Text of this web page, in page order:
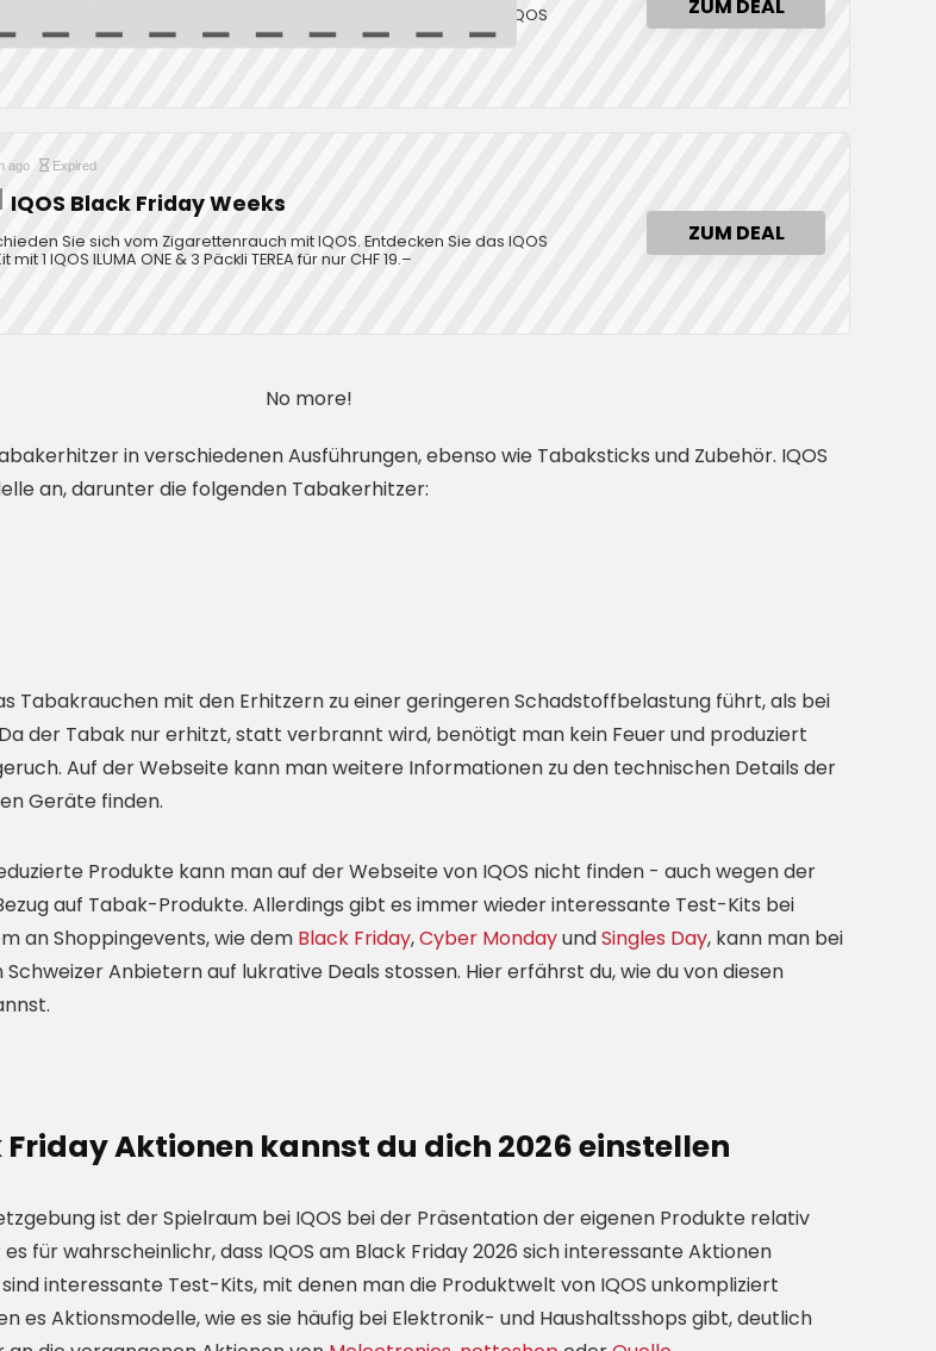
Sie sich vom Zigarettenrauch mit IQOS. Entdecken Sie das IQOS
mit 1 IQOS ILUMA ONE & 3 Päckli TEREA für nur CHF 19.–
ZUM DEAL
ago Expired
IQOS Black Friday Weeks
Sie sich vom Zigarettenrauch mit IQOS. Entdecken Sie das IQOS
mit 1 IQOS ILUMA ONE & 3 Päckli TEREA für nur CHF 19.–
ZUM DEAL
No more!
in verschiedenen Ausführungen, ebenso wie Tabaksticks und Zubehör. IQOS
an, darunter die folgenden Tabakerhitzer:
Tabakrauchen mit den Erhitzern zu einer geringeren Schadstoffbelastung führt, als bei
der Tabak nur erhitzt, statt verbrannt wird, benötigt man kein Feuer und produziert
Auf der Webseite kann man weitere Informationen zu den technischen Details der
Geräte finden.
Produkte kann man auf der Webseite von IQOS nicht finden - auch wegen der
auf Tabak-Produkte. Allerdings gibt es immer wieder interessante Test-Kits bei
an Shoppingevents, wie dem Black Friday,Cyber MondayundSingles Day, kann man bei
Anbietern auf lukrative Deals stossen. Hier erfährst du, wie du von diesen
Friday Aktionen kannst du dich 2026 einstellen
ist der Spielraum bei IQOS bei der Präsentation der eigenen Produkte relativ
für wahrscheinlichr, dass IQOS am Black Friday 2026 sich interessante Aktionen
interessante Test-Kits, mit denen man die Produktwelt von IQOS unkompliziert
es Aktionsmodelle, wie es sie häufig bei Elektronik- und Haushaltsshops gibt, deutlich